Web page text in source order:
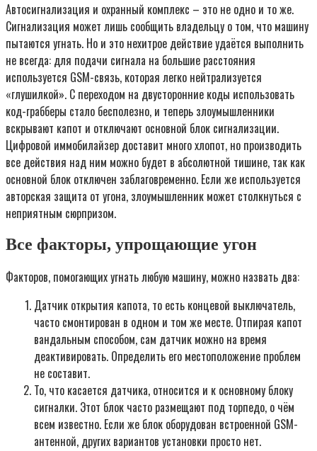
Автосигнализация и охранный комплекс – это не одно и то же.
Сигнализация может лишь сообщить владельцу о том, что машину
пытаются угнать. Но и это нехитрое действие удаётся выполнить
не всегда: для подачи сигнала на большие расстояния
используется GSM-связь, которая легко нейтрализуется
«глушилкой». С переходом на двусторонние коды использовать
код-грабберы стало бесполезно, и теперь злоумышленники
вскрывают капот и отключают основной блок сигнализации.
Цифровой иммобилайзер доставит много хлопот, но производить
все действия над ним можно будет в абсолютной тишине, так как
основной блок отключен заблаговременно. Если же используется
авторская защита от угона, злоумышленник может столкнуться с
неприятным сюрпризом.
Все факторы, упрощающие угон
Факторов, помогающих угнать любую машину, можно назвать два:
Датчик открытия капота, то есть концевой выключатель,
часто смонтирован в одном и том же месте. Отпирая капот
вандальным способом, сам датчик можно на время
деактивировать. Определить его местоположение проблем
не составит.
То, что касается датчика, относится и к основному блоку
сигналки. Этот блок часто размещают под торпедо, о чём
всем известно. Если же блок оборудован встроенной GSM-
антенной, других вариантов установки просто нет.